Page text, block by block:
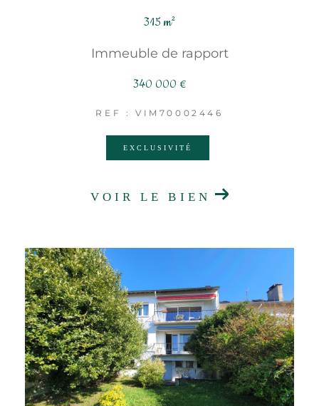
315 m²
Immeuble de rapport
340 000 €
REF : VIM70002446
EXCLUSIVITÉ
VOIR LE BIEN